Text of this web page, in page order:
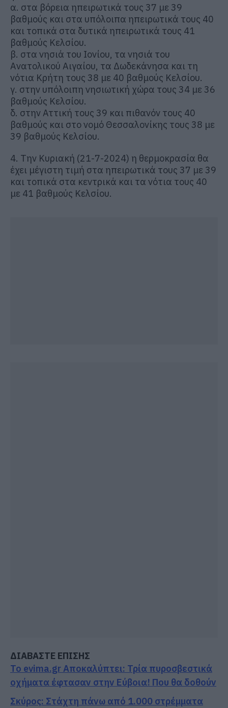
α. στα βόρεια ηπειρωτικά τους 37 με 39
βαθμούς και στα υπόλοιπα ηπειρωτικά τους 40
και τοπικά στα δυτικά ηπειρωτικά τους 41
βαθμούς Κελσίου.
β. στα νησιά του Ιονίου, τα νησιά του
Ανατολικού Αιγαίου, τα Δωδεκάνησα και τη
νότια Κρήτη τους 38 με 40 βαθμούς Κελσίου.
γ. στην υπόλοιπη νησιωτική χώρα τους 34 με 36
βαθμούς Κελσίου.
δ. στην Αττική τους 39 και πιθανόν τους 40
βαθμούς και στο νομό Θεσσαλονίκης τους 38 με
39 βαθμούς Κελσίου.
4. Την Κυριακή (21-7-2024) η θερμοκρασία θα
έχει μέγιστη τιμή στα ηπειρωτικά τους 37 με 39
και τοπικά στα κεντρικά και τα νότια τους 40
με 41 βαθμούς Κελσίου.
ΔΙΑΒΑΣΤΕ ΕΠΙΣΗΣ
Το evima.gr Αποκαλύπτει: Τρία πυροσβεστικά
οχήματα έφτασαν στην Εύβοια! Που θα δοθούν
Σκύρος: Στάχτη πάνω από 1.000 στρέμματα